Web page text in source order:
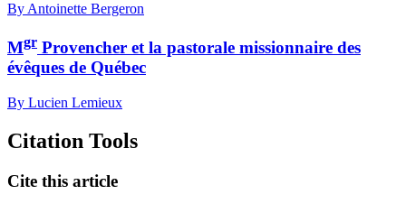
By Antoinette Bergeron
Mgr Provencher et la pastorale missionnaire des
évêques de Québec
By Lucien Lemieux
Citation Tools
Cite this article